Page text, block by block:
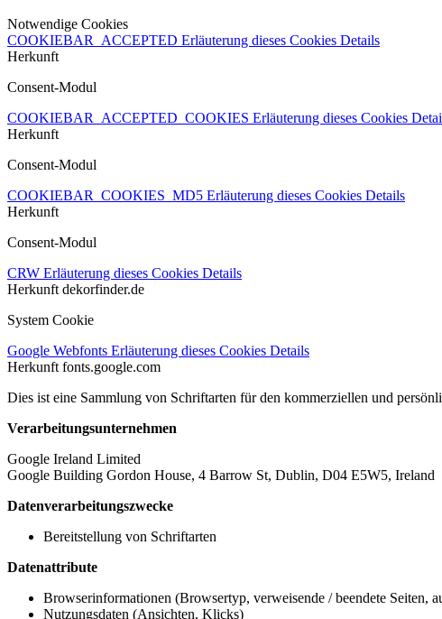
Notwendige Cookies
COOKIEBAR_ACCEPTED Erläuterung dieses Cookies Details
Herkunft
Consent-Modul
COOKIEBAR_ACCEPTED_COOKIES Erläuterung dieses Cookies
Herkunft
Consent-Modul
COOKIEBAR_COOKIES_MD5 Erläuterung dieses Cookies Details
Herkunft
Consent-Modul
CRW Erläuterung dieses Cookies Details
Herkunft dekorfinder.de
System Cookie
Google Webfonts Erläuterung dieses Cookies Details
Herkunft fonts.google.com
Dies ist eine Sammlung von Schriftarten für den kommerziellen und
Verarbeitungsunternehmen
Google Ireland Limited
Google Building Gordon House, 4 Barrow St, Dublin, D04 E5W5, Ireland
Datenverarbeitungszwecke
Bereitstellung von Schriftarten
Datenattribute
Browserinformationen (Browsertyp, verweisende / beendete Seiten,
Nutzungsdaten (Ansichten, Klicks)